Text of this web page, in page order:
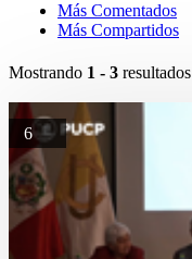
Más Comentados
Más Compartidos
Mostrando 1 - 3 resultados
6